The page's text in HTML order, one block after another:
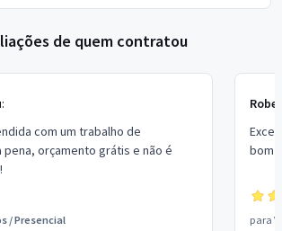
de quem contratou
com um trabalho de
pena, orçamento grátis e não é
/Presencial
bom
para